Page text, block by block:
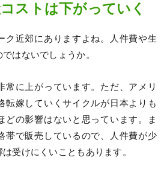
ストは下がっていく
ク近郊にありますよね。人件費や生
はないでしょうか。
常に上がっています。ただ、アメリ
転嫁していくサイクルが日本よりも
どの影響はないと思っています。ま
帯で販売しているので、人件費が少
受けにくいこともあります。